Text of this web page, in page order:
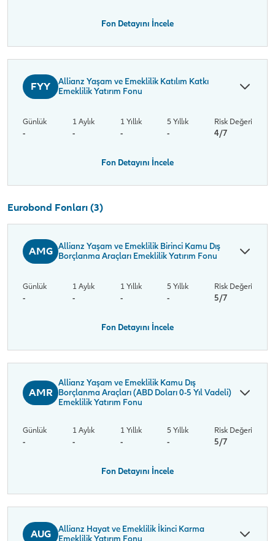
Fon Detayını İncele
FYY
Allianz Yaşam ve Emeklilik Katılım Katkı
Emeklilik Yatırım Fonu
Günlük
-
1 Aylık
-
1 Yıllık
-
5 Yıllık
-
Risk Değeri
4/7
Fon Detayını İncele
Eurobond Fonları (3)
AMG Allianz Yaşam ve Emeklilik Birinci Kamu Dış
Borçlanma Araçları Emeklilik Yatırım Fonu
Günlük
-
1 Aylık
-
1 Yıllık
-
5 Yıllık
-
Risk Değeri
5/7
Fon Detayını İncele
AMR
Allianz Yaşam ve Emeklilik Kamu Dış
Borçlanma Araçları (ABD Doları 0-5 Yıl Vadeli)
Emeklilik Yatırım Fonu
Günlük
-
1 Aylık
-
1 Yıllık
-
5 Yıllık
-
Risk Değeri
5/7
Fon Detayını İncele
AUG
Allianz Hayat ve Emeklilik İkinci Karma
Emeklilik Yatırım Fonu